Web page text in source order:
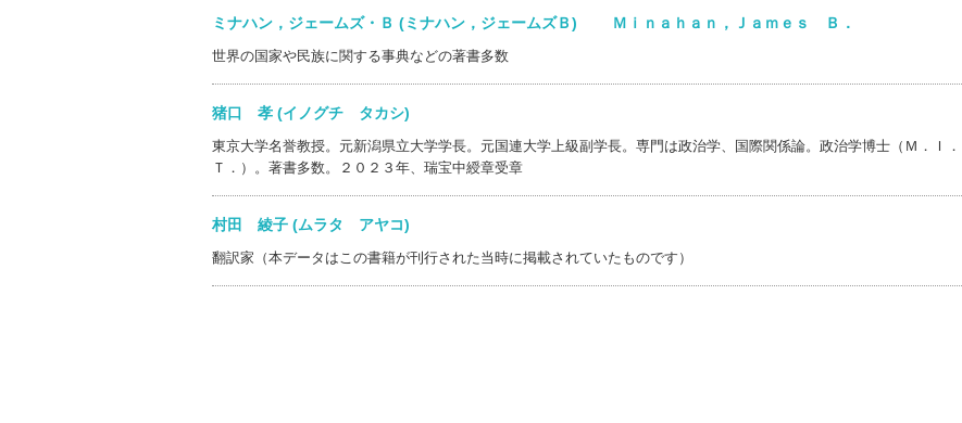
ミナハン，ジェームズ・Ｂ (ミナハン，ジェームズＢ) Ｍｉｎａｈａｎ，Ｊａｍｅｓ Ｂ．
世界の国家や民族に関する事典などの著書多数
猪口 孝 (イノグチ タカシ)
東京大学名誉教授。元新潟県立大学学長。元国連大学上級副学長。専門は政治学、国際関係論。政治学博士（Ｍ．Ｉ．
Ｔ．）。著書多数。２０２３年、瑞宝中綬章受章
村田 綾子 (ムラタ アヤコ)
翻訳家（本データはこの書籍が刊行された当時に掲載されていたものです）